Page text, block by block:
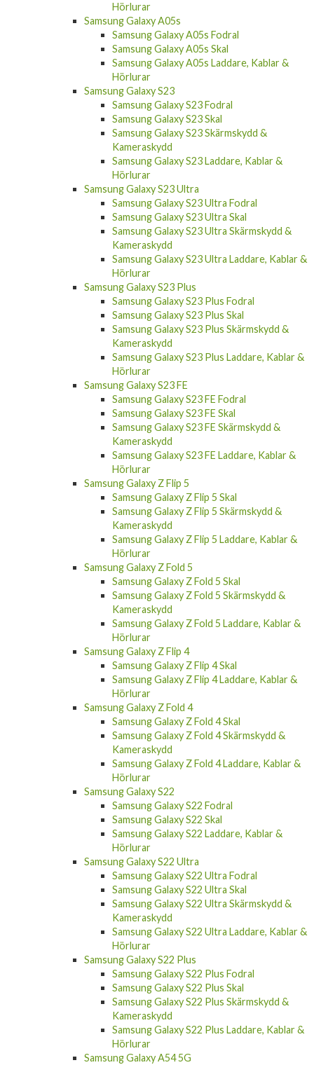
Samsung Galaxy A05s
Samsung Galaxy A05s Fodral
Samsung Galaxy A05s Skal
Samsung Galaxy A05s Laddare, Kablar &
Hörlurar
Samsung Galaxy S23
Samsung Galaxy S23 Fodral
Samsung Galaxy S23 Skal
Samsung Galaxy S23 Skärmskydd &
Kameraskydd
Samsung Galaxy S23 Laddare, Kablar &
Hörlurar
Samsung Galaxy S23 Ultra
Samsung Galaxy S23 Ultra Fodral
Samsung Galaxy S23 Ultra Skal
Samsung Galaxy S23 Ultra Skärmskydd &
Kameraskydd
Samsung Galaxy S23 Ultra Laddare, Kablar &
Hörlurar
Samsung Galaxy S23 Plus
Samsung Galaxy S23 Plus Fodral
Samsung Galaxy S23 Plus Skal
Samsung Galaxy S23 Plus Skärmskydd &
Kameraskydd
Samsung Galaxy S23 Plus Laddare, Kablar &
Hörlurar
Samsung Galaxy S23 FE
Samsung Galaxy S23 FE Fodral
Samsung Galaxy S23 FE Skal
Samsung Galaxy S23 FE Skärmskydd &
Kameraskydd
Samsung Galaxy S23 FE Laddare, Kablar &
Hörlurar
Samsung Galaxy Z Flip 5
Samsung Galaxy Z Flip 5 Skal
Samsung Galaxy Z Flip 5 Skärmskydd &
Kameraskydd
Samsung Galaxy Z Flip 5 Laddare, Kablar &
Hörlurar
Samsung Galaxy Z Fold 5
Samsung Galaxy Z Fold 5 Skal
Samsung Galaxy Z Fold 5 Skärmskydd &
Kameraskydd
Samsung Galaxy Z Fold 5 Laddare, Kablar &
Hörlurar
Samsung Galaxy Z Flip 4
Samsung Galaxy Z Flip 4 Skal
Samsung Galaxy Z Flip 4 Laddare, Kablar &
Hörlurar
Samsung Galaxy Z Fold 4
Samsung Galaxy Z Fold 4 Skal
Samsung Galaxy Z Fold 4 Skärmskydd &
Kameraskydd
Samsung Galaxy Z Fold 4 Laddare, Kablar &
Hörlurar
Samsung Galaxy S22
Samsung Galaxy S22 Fodral
Samsung Galaxy S22 Skal
Samsung Galaxy S22 Laddare, Kablar &
Hörlurar
Samsung Galaxy S22 Ultra
Samsung Galaxy S22 Ultra Fodral
Samsung Galaxy S22 Ultra Skal
Samsung Galaxy S22 Ultra Skärmskydd &
Kameraskydd
Samsung Galaxy S22 Ultra Laddare, Kablar &
Hörlurar
Samsung Galaxy S22 Plus
Samsung Galaxy S22 Plus Fodral
Samsung Galaxy S22 Plus Skal
Samsung Galaxy S22 Plus Skärmskydd &
Kameraskydd
Samsung Galaxy S22 Plus Laddare, Kablar &
Hörlurar
Samsung Galaxy A54 5G
Samsung Galaxy A54 5G Fodral